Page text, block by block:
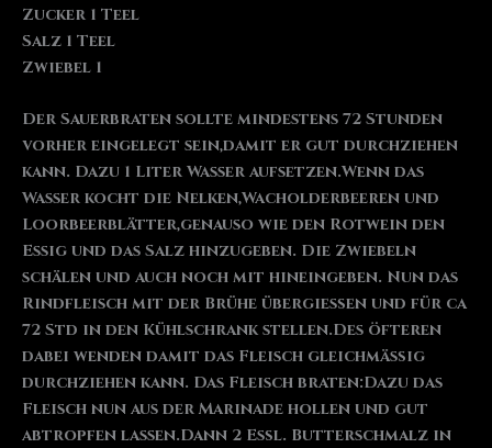
Zucker 1 Teel
Salz 1 Teel
Zwiebel 1
Der Sauerbraten sollte mindestens 72 Stunden
vorher eingelegt sein,damit er gut durchziehen
kann. Dazu 1 Liter Wasser aufsetzen.Wenn das
Wasser kocht die Nelken,Wacholderbeeren und
Loorbeerblätter,genauso wie den Rotwein den
Essig und das Salz hinzugeben. Die Zwiebeln
schälen und auch noch mit hineingeben. Nun das
Rindfleisch mit der Brühe übergießen und für ca
72 Std in den Kühlschrank stellen.Des öfteren
dabei wenden damit das Fleisch gleichmäßig
durchziehen kann. Das Fleisch braten:Dazu das
Fleisch nun aus der Marinade hollen und gut
abtropfen lassen.Dann 2 Eßl. Butterschmalz in